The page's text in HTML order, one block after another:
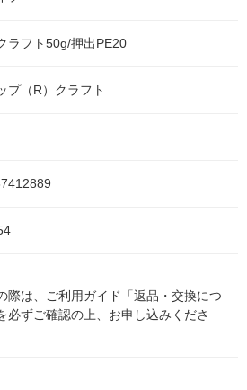
ラフト50g/押出PE20
プ（R）クラフト
際は、ご利用ガイド「返品・交換につ
必ずご確認の上、お申し込みくださ